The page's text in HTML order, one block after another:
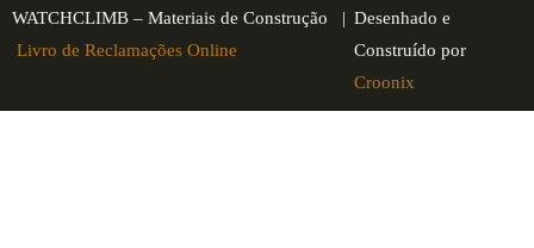
WATCHCLIMB – Materiais de Construção |
Livro de Reclamações Online
Desenhado e
Construído por
Croonix